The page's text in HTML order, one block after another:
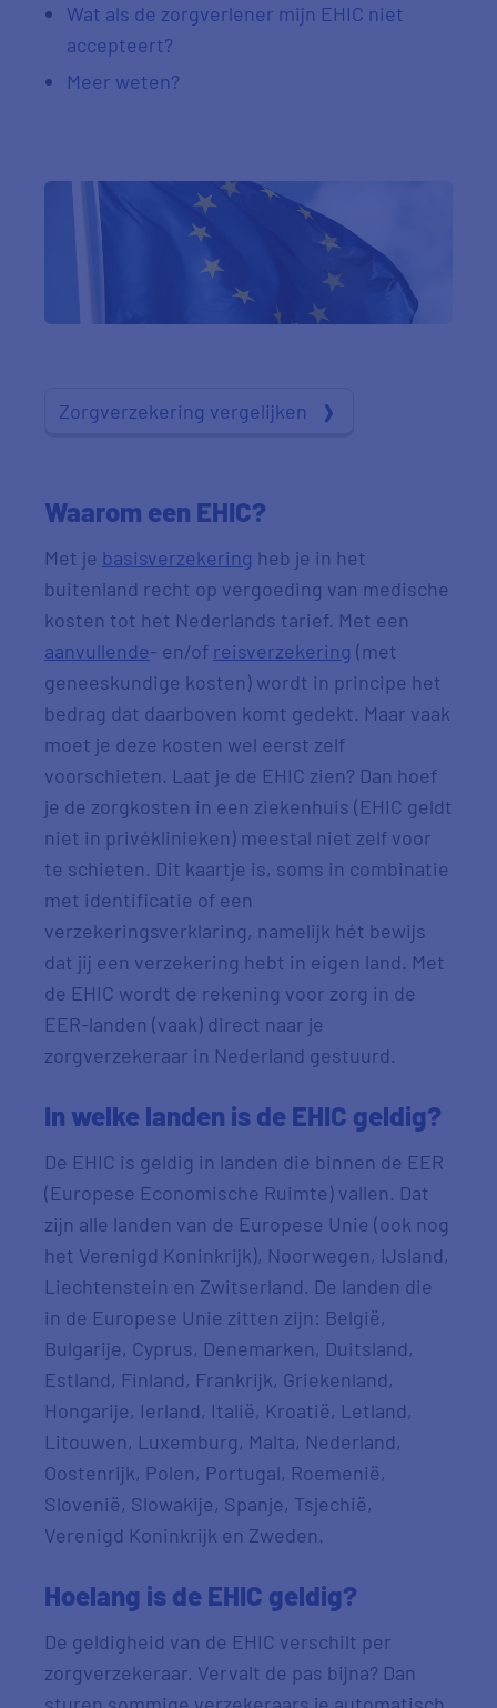
Wat als de zorgverlener mijn EHIC niet
accepteert?
Meer weten?
Zorgverzekering vergelijken
Waarom een EHIC?
Met je basisverzekering heb je in het
buitenland recht op vergoeding van medische
kosten tot het Nederlands tarief. Met een
aanvullende- en/of reisverzekering (met
geneeskundige kosten) wordt in principe het
bedrag dat daarboven komt gedekt. Maar vaak
moet je deze kosten wel eerst zelf
voorschieten. Laat je de EHIC zien? Dan hoef
je de zorgkosten in een ziekenhuis (EHIC geldt
niet in privéklinieken) meestal niet zelf voor
te schieten. Dit kaartje is, soms in combinatie
met identificatie of een
verzekeringsverklaring, namelijk hét bewijs
dat jij een verzekering hebt in eigen land. Met
de EHIC wordt de rekening voor zorg in de
EER-landen (vaak) direct naar je
zorgverzekeraar in Nederland gestuurd.
In welke landen is de EHIC geldig?
De EHIC is geldig in landen die binnen de EER
(Europese Economische Ruimte) vallen. Dat
zijn alle landen van de Europese Unie (ook nog
het Verenigd Koninkrijk), Noorwegen, IJsland,
Liechtenstein en Zwitserland. De landen die
in de Europese Unie zitten zijn: België,
Bulgarije, Cyprus, Denemarken, Duitsland,
Estland, Finland, Frankrijk, Griekenland,
Hongarije, Ierland, Italië, Kroatië, Letland,
Litouwen, Luxemburg, Malta, Nederland,
Oostenrijk, Polen, Portugal, Roemenië,
Slovenië, Slowakije, Spanje, Tsjechië,
Verenigd Koninkrijk en Zweden.
Hoelang is de EHIC geldig?
De geldigheid van de EHIC verschilt per
zorgverzekeraar. Vervalt de pas bijna? Dan